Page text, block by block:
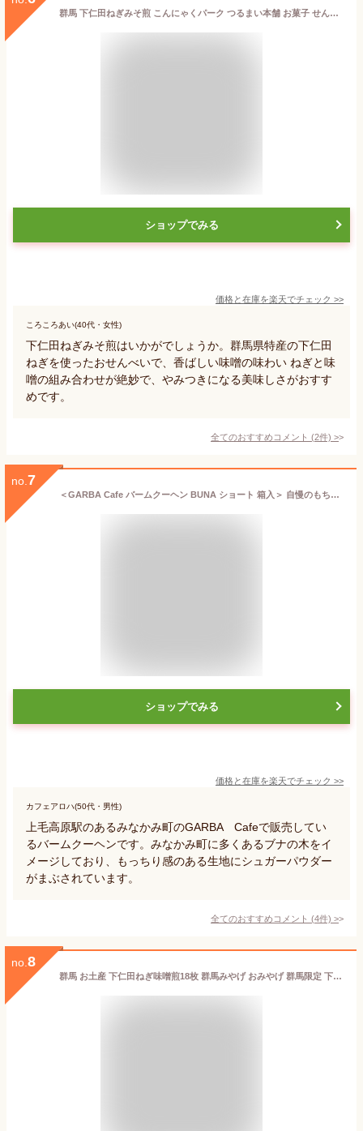
群馬 下仁田ねぎみそ煎 こんにゃくパーク つるまい本舗 お菓子 せんべい ねぎみそせんべい 煎餅 ネギ味噌 下仁田ネギ みそ 味噌 ねぎ 国産米使用 詰め合わせ ヨコオデイリーフーズ (9枚*1個入)
ショップでみる
価格と在庫を楽天でチェック >>
ころころあい(40代・女性)
下仁田ねぎみそ煎はいかがでしょうか。群馬県特産の下仁田
ねぎを使ったおせんべいで、香ばしい味噌の味わい ねぎと味
噌の組み合わせが絶妙で、やみつきになる美味しさがおすす
めです。
全てのおすすめコメント (2件) >
no. 7
＜GARBA Cafe バームクーヘン BUNA ショート 箱入＞ 自慢のもちもち食感 [群馬県 みなかみ町] TV 帰れマンデーで紹介されました！専門家が選ぶ全国ランキングTOP10入りバームクーヘンで話題沸騰
ショップでみる
価格と在庫を楽天でチェック >>
カフェアロハ(50代・男性)
上毛高原駅のあるみなかみ町のGARBA Cafeで販売してい
るバームクーヘンです。みなかみ町に多くあるブナの木をイ
メージしており、もっちり感のある生地にシュガーパウダー
がまぶされています。
全てのおすすめコメント (4件) >
no. 8
群馬 お土産 下仁田ねぎ味噌煎18枚 群馬みやげ おみやげ 群馬限定 下仁田ねぎ味噌 ねぎみそ ネギ味噌 ねぎ味噌 下仁田ねぎ 下仁田ネギ 葱 煎米 米菓 せんべい 下仁田ねぎ味噌煎米 下仁田ねぎ煎米 葱味噌 国産米使用 つるまい本舗